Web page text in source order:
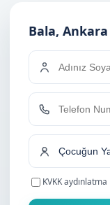
Bala,
KVKK